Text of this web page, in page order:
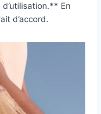
En
d’accord.